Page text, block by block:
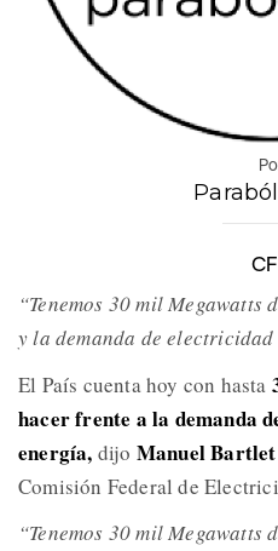
“Tenemos 30 mil
y la demanda de
El País cuenta hoy con hasta
hacer frente a la demanda
energía, dijo Manuel
Comisión Federal de
“Tenemos 30 mil